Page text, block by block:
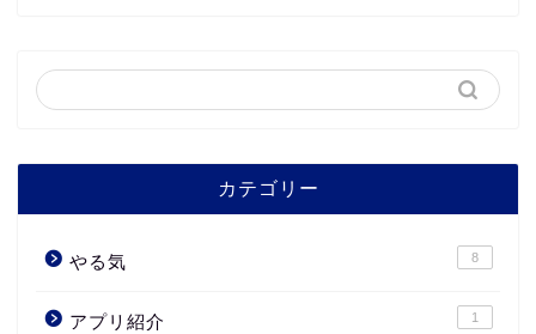
カテゴリー
やる気 8
アプリ紹介 1